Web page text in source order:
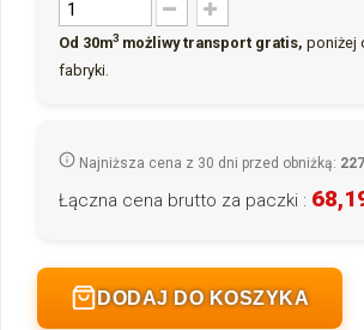
Od 30m3 możliwy transport gratis, poniżej
fabryki.
Najniższa cena z 30 dni przed obniżką:
Łączna cena brutto za paczki :
DODAJ DO KOSZYKA